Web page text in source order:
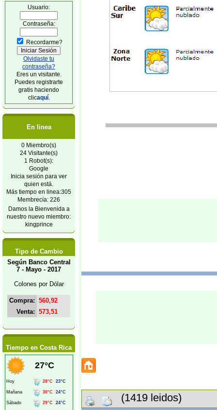
Usuario:
Contraseña:
Recordarme?
Olvidaste tu
contraseña?
Eres un visitante.
Puedes registrarte
gratis haciendo
clicaquí.
En linea
0 Miembro(s)
24 Visitante(s)
1 Robot(s):
Google
Inicia sesión para ver
quien está.
Más tiempo en linea:305
Membrecía: 226
Damos la Bienvenida a
nuestro nuevo miembro:
kingprince
Tipo de Cambio
Según Banco Central
7 - Mayo - 2017
Colones por Dólar
Compra: 560,92
Venta: 573,51
Tiempo en Costa Rica
(1419 leidos)